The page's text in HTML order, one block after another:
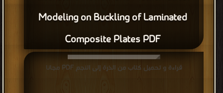
Modeling on Buckling of Laminated
Composite Plates PDF
قراءة و تحميل كتاب من الذرة إلى النجم PDF مجانا